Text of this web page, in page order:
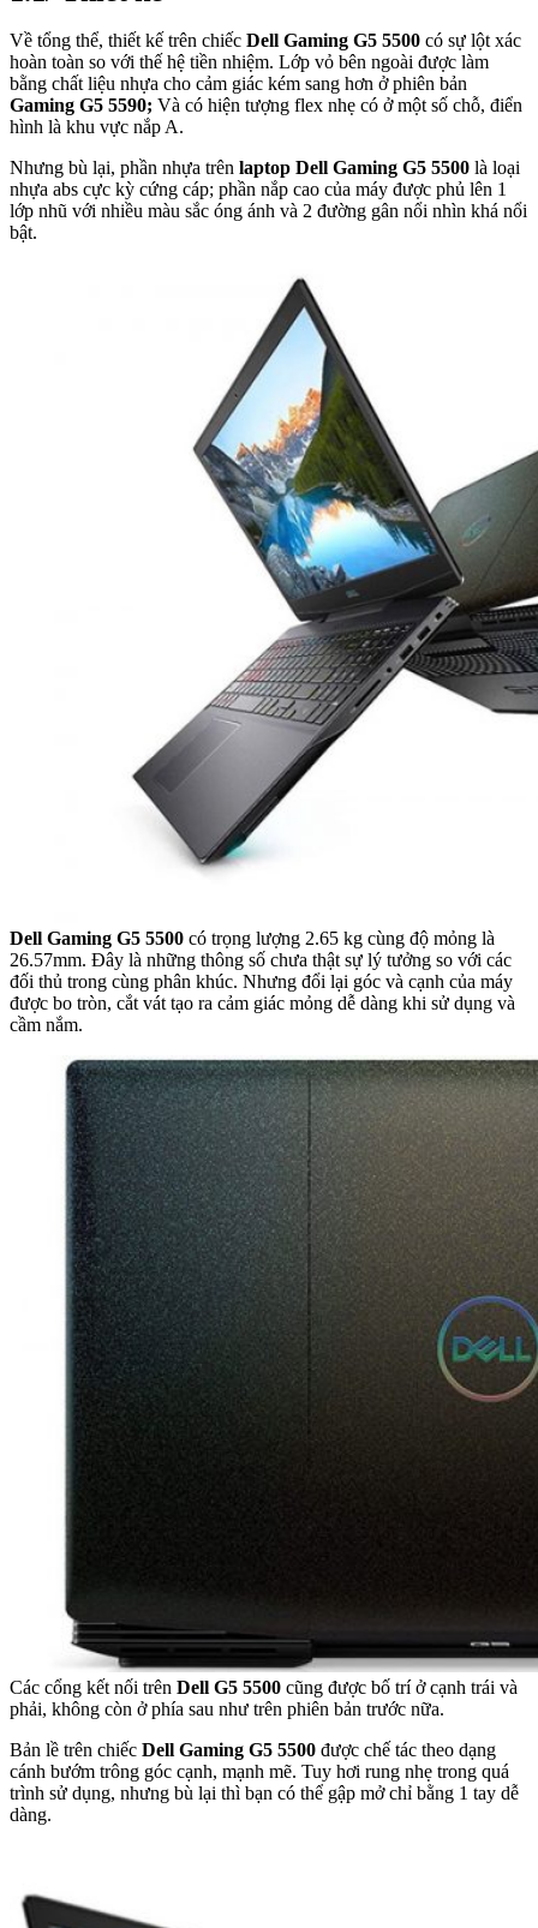
Về tổng thể, thiết kế trên chiếc Dell Gaming G5 5500 có sự lột xác
hoàn toàn so với thế hệ tiền nhiệm. Lớp vỏ bên ngoài được làm
bằng chất liệu nhựa cho cảm giác kém sang hơn ở phiên bản
Gaming G5 5590; Và có hiện tượng flex nhẹ có ở một số chỗ, điển
hình là khu vực nắp A.
Nhưng bù lại, phần nhựa trên laptop Dell Gaming G5 5500 là loại
nhựa abs cực kỳ cứng cáp; phần nắp cao của máy được phủ lên 1
lớp nhũ với nhiều màu sắc óng ánh và 2 đường gân nổi nhìn khá nổi
bật.
Dell Gaming G5 5500 có trọng lượng 2.65 kg cùng độ mỏng là
26.57mm. Đây là những thông số chưa thật sự lý tưởng so với các
đối thủ trong cùng phân khúc. Nhưng đổi lại góc và cạnh của máy
được bo tròn, cắt vát tạo ra cảm giác mỏng dễ dàng khi sử dụng và
cầm nắm.
Các cổng kết nối trên Dell G5 5500 cũng được bố trí ở cạnh trái và
phải, không còn ở phía sau như trên phiên bản trước nữa.
Bản lề trên chiếc Dell Gaming G5 5500 được chế tác theo dạng
cánh bướm trông góc cạnh, mạnh mẽ. Tuy hơi rung nhẹ trong quá
trình sử dụng, nhưng bù lại thì bạn có thể gập mở chỉ bằng 1 tay dễ
dàng.